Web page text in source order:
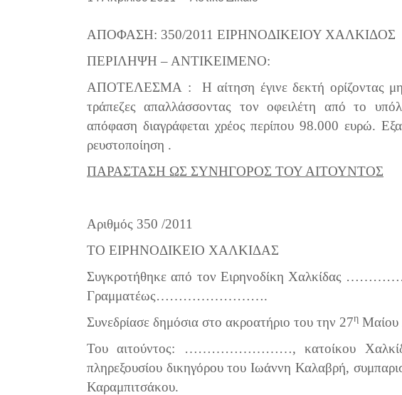
ΑΠΟΦΑΣΗ: 350/2011 ΕΙΡΗΝΟΔΙΚΕΙΟΥ ΧΑΛΚΙΔΟΣ
ΠΕΡΙΛΗΨΗ – ΑΝΤΙΚΕΙΜΕΝΟ:
ΑΠΟΤΕΛΕΣΜΑ : Η αίτηση έγινε δεκτή ορίζοντας
τράπεζες απαλλάσσοντας τον οφειλέτη από το
απόφαση διαγράφεται χρέος περίπου 98.000 ευρώ.
ρευστοποίηση .
ΠΑΡΑΣΤΑΣΗ ΩΣ ΣΥΝΗΓΟΡΟΣ ΤΟΥ ΑΙΤΟΥΝΤΟΣ
Αριθμός 350 /2011
ΤΟ ΕΙΡΗΝΟΔΙΚΕΙΟ ΧΑΛΚΙΔΑΣ
Συγκροτήθηκε από τον Ειρηνοδίκη Χαλκίδας
Γραμματέως…………………….
Συνεδρίασε δημόσια στο ακροατήριο του την 27η Μαίου
Του αιτούντος: ……………………, κατοίκου
πληρεξουσίου δικηγόρου του Ιωάννη Καλαβρή,
Καραμπιτσάκου.